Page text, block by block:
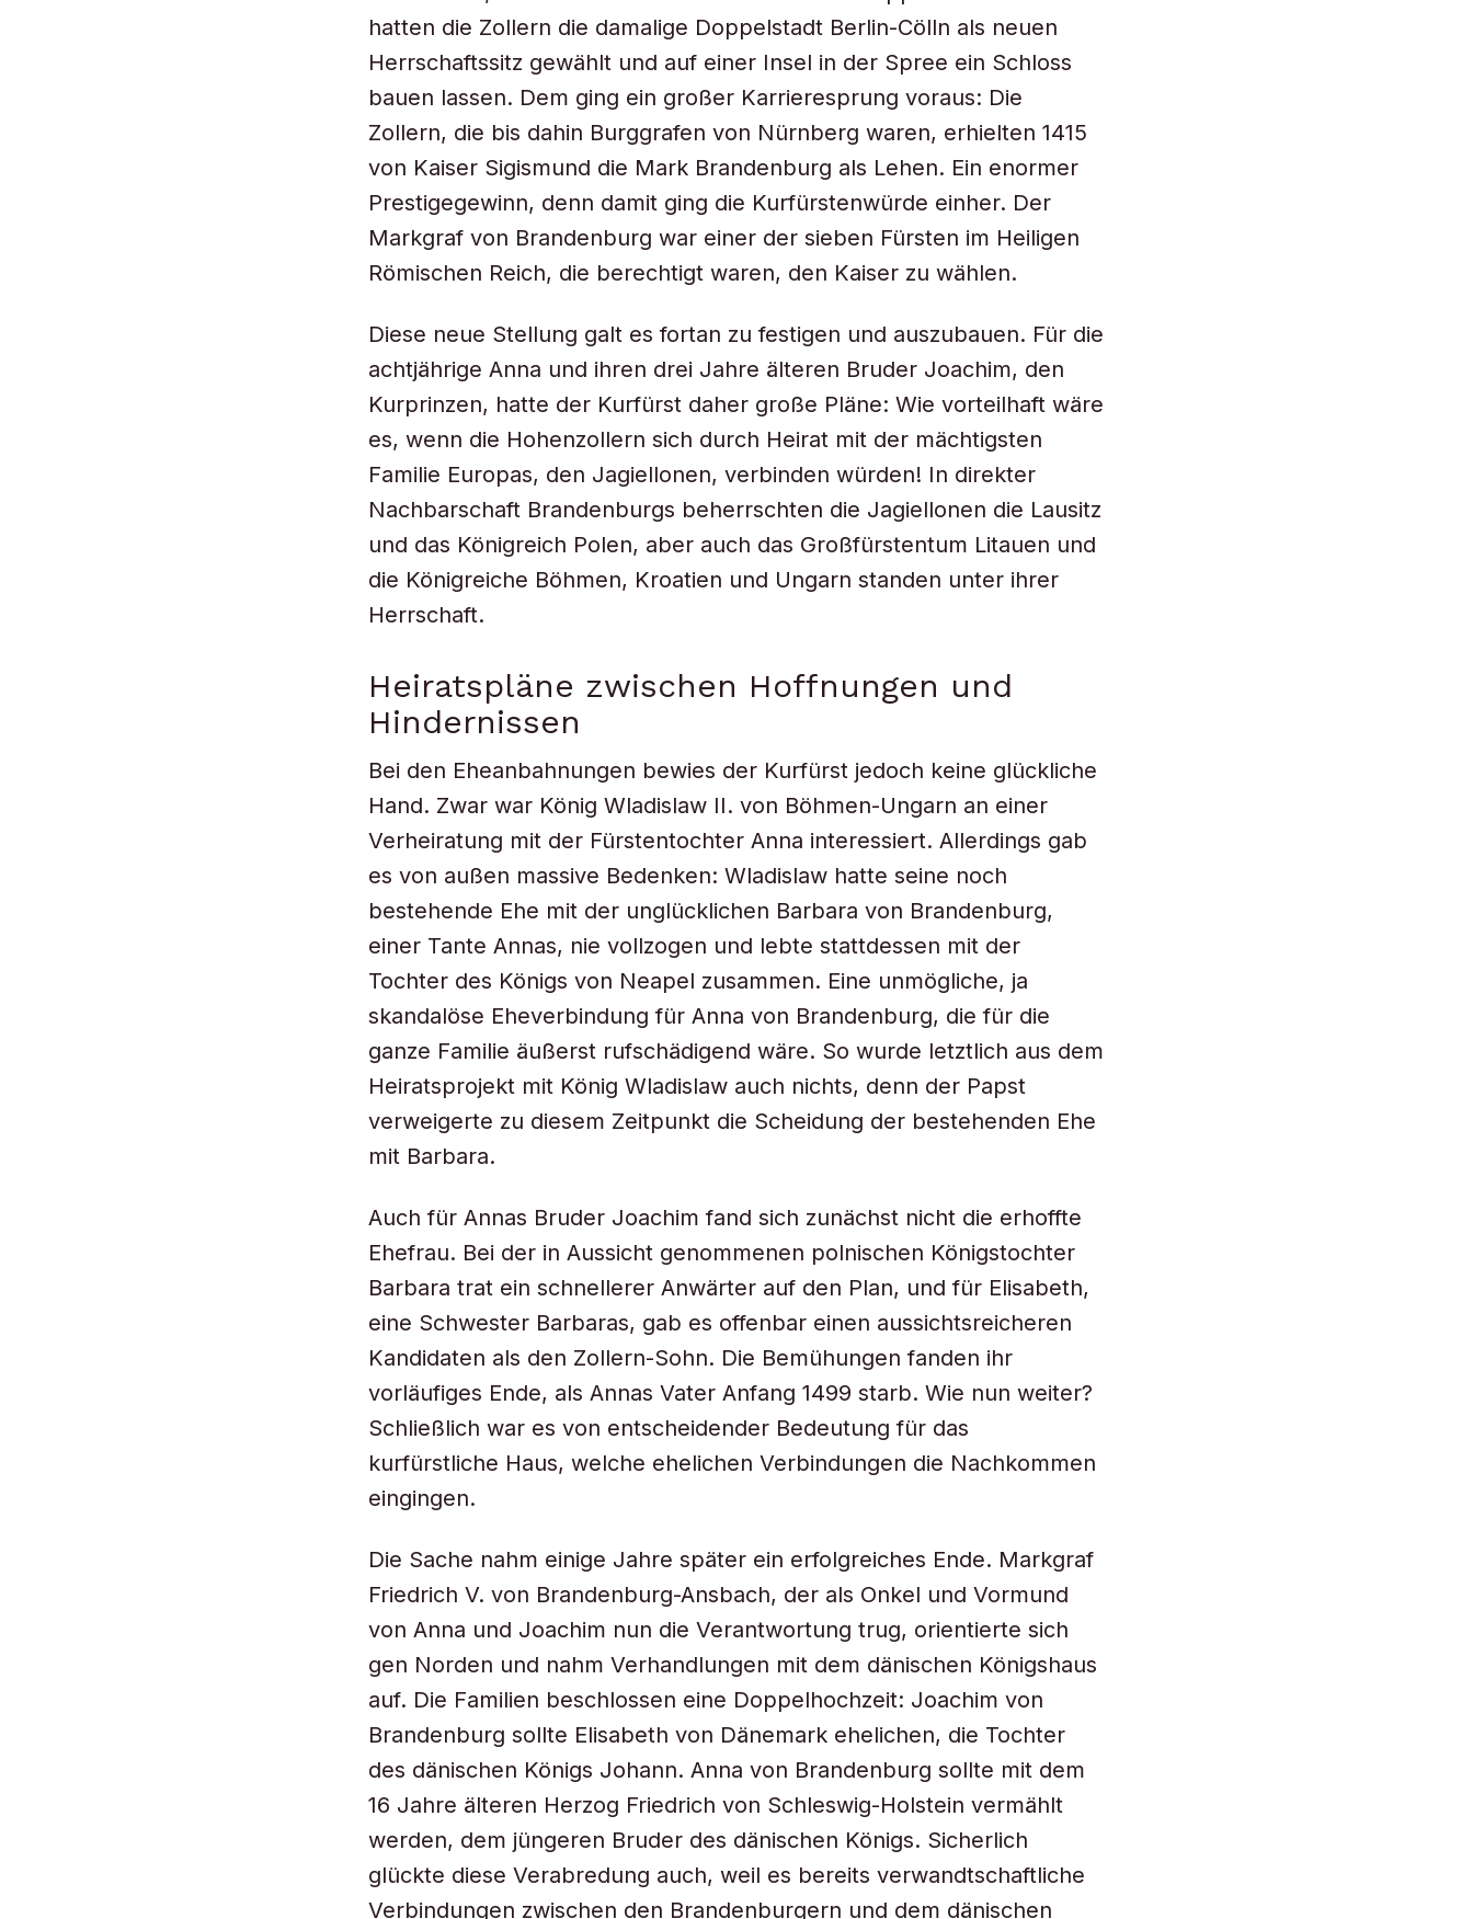
hatten die Zollern die damalige Doppelstadt Berlin-Cölln als neuen
Herrschaftssitz gewählt und auf einer Insel in der Spree ein Schloss
bauen lassen. Dem ging ein großer Karrieresprung voraus: Die
Zollern, die bis dahin Burggrafen von Nürnberg waren, erhielten 1415
von Kaiser Sigismund die Mark Brandenburg als Lehen. Ein enormer
Prestigegewinn, denn damit ging die Kurfürstenwürde einher. Der
Markgraf von Brandenburg war einer der sieben Fürsten im Heiligen
Römischen Reich, die berechtigt waren, den Kaiser zu wählen.
Diese neue Stellung galt es fortan zu festigen und auszubauen. Für die
achtjährige Anna und ihren drei Jahre älteren Bruder Joachim, den
Kurprinzen, hatte der Kurfürst daher große Pläne: Wie vorteilhaft wäre
es, wenn die Hohenzollern sich durch Heirat mit der mächtigsten
Familie Europas, den Jagiellonen, verbinden würden! In direkter
Nachbarschaft Brandenburgs beherrschten die Jagiellonen die Lausitz
und das Königreich Polen, aber auch das Großfürstentum Litauen und
die Königreiche Böhmen, Kroatien und Ungarn standen unter ihrer
Herrschaft.
Heiratspläne zwischen Hoffnungen und
Hindernissen
Bei den Eheanbahnungen bewies der Kurfürst jedoch keine glückliche
Hand. Zwar war König Wladislaw II. von Böhmen-Ungarn an einer
Verheiratung mit der Fürstentochter Anna interessiert. Allerdings gab
es von außen massive Bedenken: Wladislaw hatte seine noch
bestehende Ehe mit der unglücklichen Barbara von Brandenburg,
einer Tante Annas, nie vollzogen und lebte stattdessen mit der
Tochter des Königs von Neapel zusammen. Eine unmögliche, ja
skandalöse Eheverbindung für Anna von Brandenburg, die für die
ganze Familie äußerst rufschädigend wäre. So wurde letztlich aus dem
Heiratsprojekt mit König Wladislaw auch nichts, denn der Papst
verweigerte zu diesem Zeitpunkt die Scheidung der bestehenden Ehe
mit Barbara.
Auch für Annas Bruder Joachim fand sich zunächst nicht die erhoffte
Ehefrau. Bei der in Aussicht genommenen polnischen Königstochter
Barbara trat ein schnellerer Anwärter auf den Plan, und für Elisabeth,
eine Schwester Barbaras, gab es offenbar einen aussichtsreicheren
Kandidaten als den Zollern-Sohn. Die Bemühungen fanden ihr
vorläufiges Ende, als Annas Vater Anfang 1499 starb. Wie nun weiter?
Schließlich war es von entscheidender Bedeutung für das
kurfürstliche Haus, welche ehelichen Verbindungen die Nachkommen
eingingen.
Die Sache nahm einige Jahre später ein erfolgreiches Ende. Markgraf
Friedrich V. von Brandenburg-Ansbach, der als Onkel und Vormund
von Anna und Joachim nun die Verantwortung trug, orientierte sich
gen Norden und nahm Verhandlungen mit dem dänischen Königshaus
auf. Die Familien beschlossen eine Doppelhochzeit: Joachim von
Brandenburg sollte Elisabeth von Dänemark ehelichen, die Tochter
des dänischen Königs Johann. Anna von Brandenburg sollte mit dem
16 Jahre älteren Herzog Friedrich von Schleswig-Holstein vermählt
werden, dem jüngeren Bruder des dänischen Königs. Sicherlich
glückte diese Verabredung auch, weil es bereits verwandtschaftliche
Verbindungen zwischen den Brandenburgern und dem dänischen